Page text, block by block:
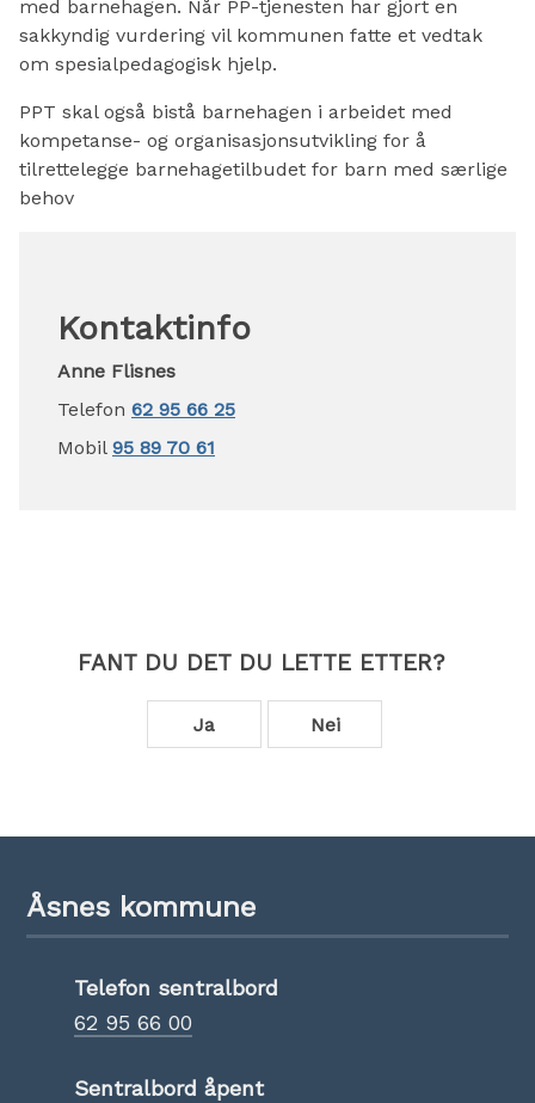
med barnehagen. Når PP-tjenesten har gjort en
sakkyndig vurdering vil kommunen fatte et vedtak
om spesialpedagogisk hjelp.
PPT skal også bistå barnehagen i arbeidet med
kompetanse- og organisasjonsutvikling for å
tilrettelegge barnehagetilbudet for barn med særlige
behov
Kontaktinfo
Anne Flisnes
Telefon 62 95 66 25
Mobil 95 89 70 61
FANT DU DET DU LETTE ETTER?
Ja Nei
Åsnes kommune
Telefon sentralbord
62 95 66 00
Sentralbord åpent